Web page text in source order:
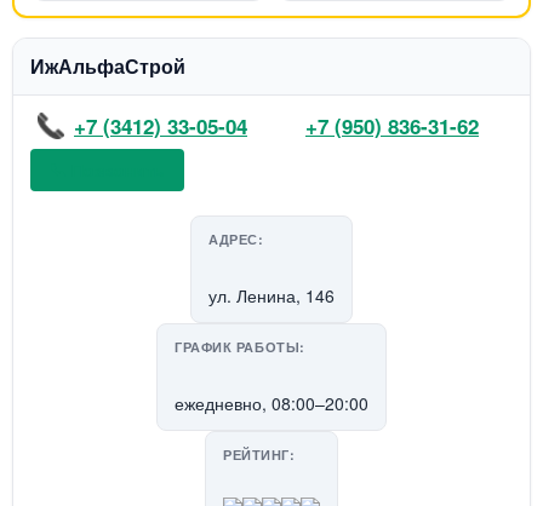
ИжАльфаСтрой
+7 (3412) 33-05-04 +7 (950) 836-31-62
АДРЕС:
ул. Ленина, 146
ГРАФИК РАБОТЫ:
ежедневно, 08:00–20:00
РЕЙТИНГ: